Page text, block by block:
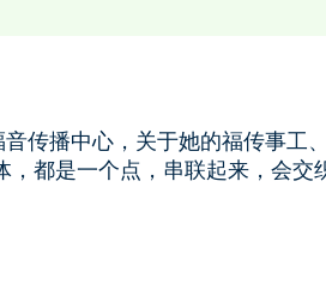
传播中心，关于她的福传事工
都是一个点，串联起来，会交